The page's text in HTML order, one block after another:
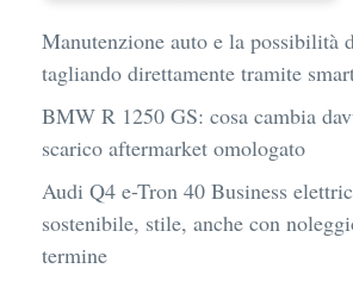
Manutenzione auto e la possibilità
tagliando direttamente tramite
BMW R 1250 GS: cosa cambia
scarico aftermarket omologato
Audi Q4 e-Tron 40 Business
sostenibile, stile, anche con
termine